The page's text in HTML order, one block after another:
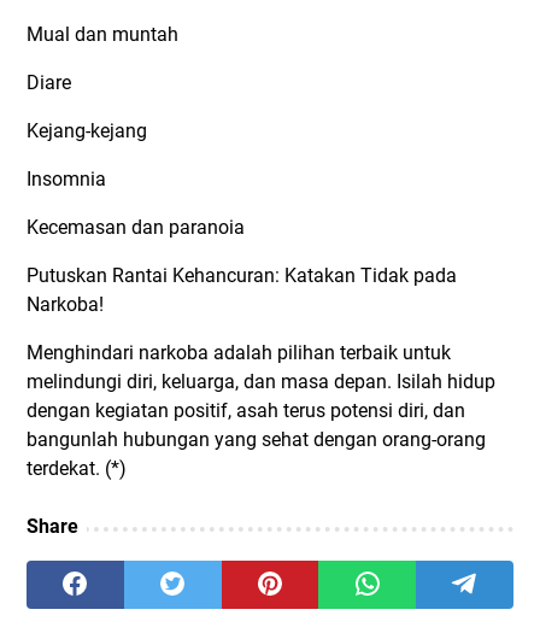
Mual dan muntah
Diare
Kejang-kejang
Insomnia
Kecemasan dan paranoia
Putuskan Rantai Kehancuran: Katakan Tidak pada
Narkoba!
Menghindari narkoba adalah pilihan terbaik untuk
melindungi diri, keluarga, dan masa depan. Isilah hidup
dengan kegiatan positif, asah terus potensi diri, dan
bangunlah hubungan yang sehat dengan orang-orang
terdekat. (*)
Share